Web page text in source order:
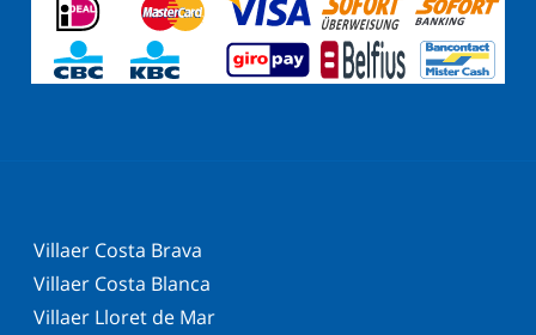
Villaer Costa Brava
Villaer Costa Blanca
Villaer Lloret de Mar